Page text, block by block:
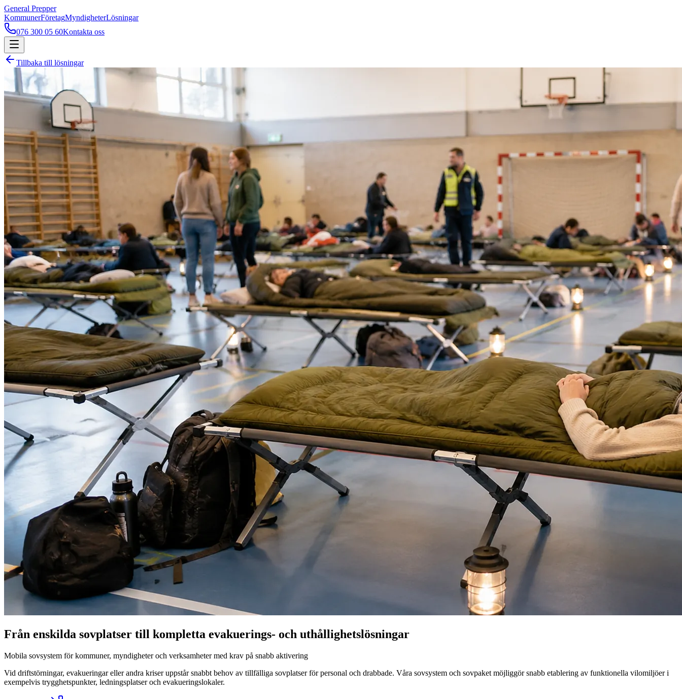
General Prepper
KommunerFöretagMyndigheterLösningar
076 300 05 60Kontakta oss
Tillbaka till lösningar
Från enskilda sovplatser till kompletta evakuerings- och uthållighetslösningar
Mobila sovsystem för kommuner, myndigheter och verksamheter med krav på snabb aktivering
Vid driftstörningar, evakueringar eller andra kriser uppstår snabbt behov av tillfälliga sovplatser för personal och drabbade. Våra sovsystem och sovpaket möjliggör snabb etablering av funktionella vilomiljöer i
exempelvis trygghetspunkter, ledningsplatser och evakueringslokaler.